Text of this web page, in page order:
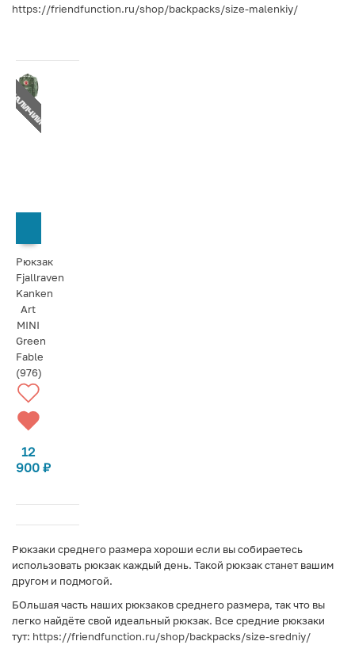
https://friendfunction.ru/shop/backpacks/size-malenkiy/
Рюкзак
Fjallraven
Kanken
Art
MINI
Green
Fable
(976)
12
900 ₽
Рюкзаки среднего размера хороши если вы собираетесь
использовать рюкзак каждый день. Такой рюкзак станет вашим
другом и подмогой.
БОльшая часть наших рюкзаков среднего размера, так что вы
легко найдёте свой идеальный рюкзак. Все средние рюкзаки
тут: https://friendfunction.ru/shop/backpacks/size-sredniy/